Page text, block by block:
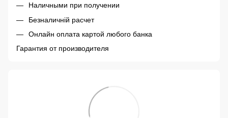
Наличными при получении
Безналичній расчет
Онлайн оплата картой любого банка
Гарантия от производителя